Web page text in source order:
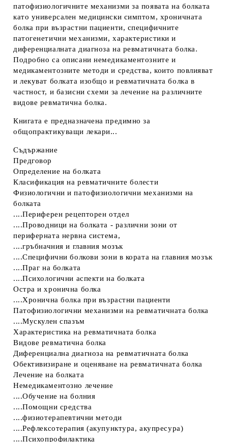
патофизиологичните механизми за появата на болката
като универсален медицински симптом, хроничната
болка при възрастни пациенти, специфичните
патогенетични механизми, характеристики и
диференциалната диагноза на ревматичната болка.
Подробно са описани немедикаментозните и
медикаментозните методи и средства, които повлияват
и лекуват болката изобщо и ревматичната болка в
частност, и базисни схеми за лечение на различните
видове ревматична болка.
Книгата е предназначена предимно за
общопрактикуващи лекари...
Съдържание
Предговор
Определение на болката
Класификация на ревматичните болести
Физиологични и патофизиологични механизми на
болката
....Периферен рецепторен отдел
....Проводници на болката - различни зони от
периферната нервна система,
....гръбначния и главния мозък
....Специфични болкови зони в кората на главния мозък
....Праг на болката
....Психологични аспекти на болката
Остра и хронична болка
....Хронична болка при възрастни пациенти
Патофизиологични механизми на ревматичната болка
....Мускулен спазъм
Характеристика на ревматичната болка
Видове ревматична болка
Диференциална диагноза на ревматичната болка
Обективизиране и оценяване на ревматичната болка
Лечение на болката
Немедикаментозно лечение
....Обучение на болния
....Помощни средства
....физиотерапевтични методи
....Рефлексотерапия (акупунктура, акупресура)
....Психопрофилактика